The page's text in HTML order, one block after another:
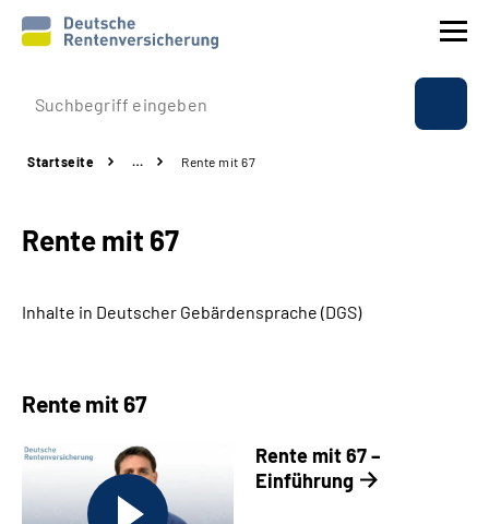
Prävention
Rente
Beratung & Kontakt
Online-Services
Startseite … Rente mit 67
Rente mit 67
Inhalte in Deutscher Gebärdensprache (DGS)
Rente mit 67
Rente mit 67 –
Einführung